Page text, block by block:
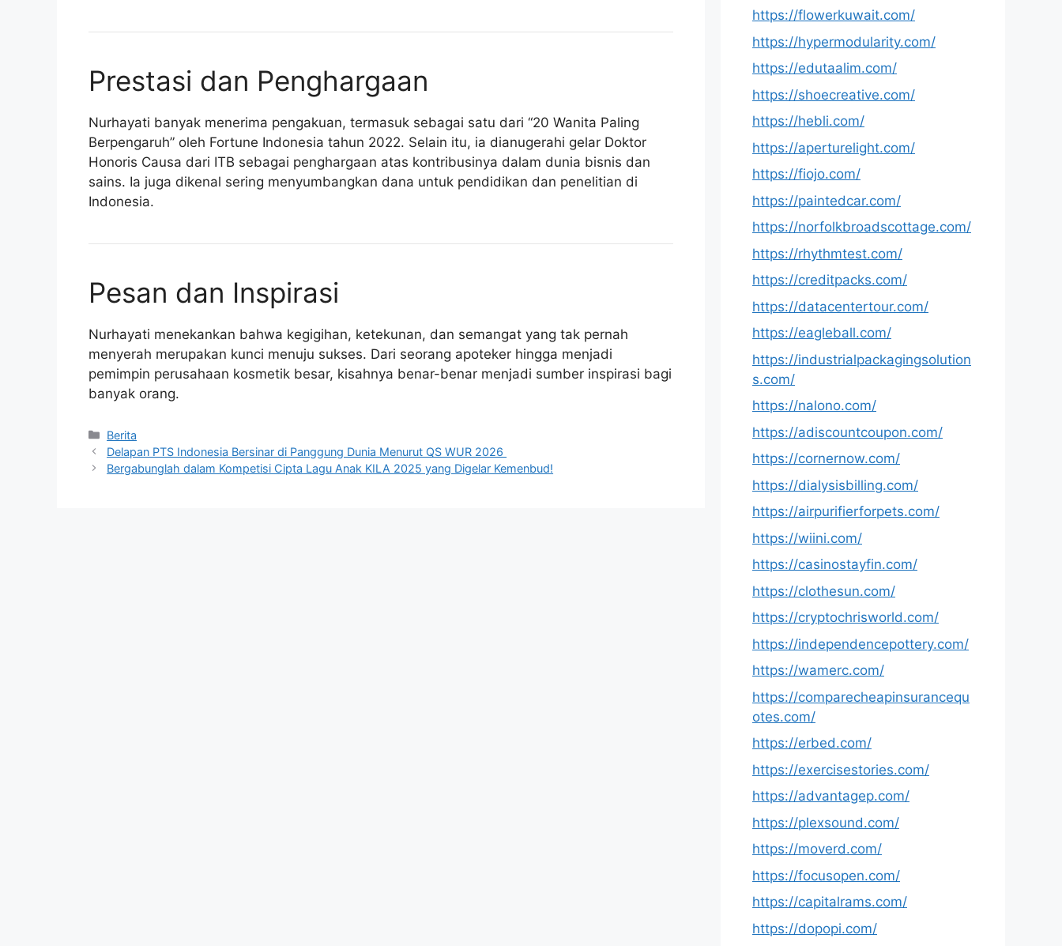
Prestasi dan Penghargaan
Nurhayati banyak menerima pengakuan, termasuk sebagai satu dari “20 Wanita Paling
Berpengaruh” oleh Fortune Indonesia tahun 2022. Selain itu, ia dianugerahi gelar Doktor
Honoris Causa dari ITB sebagai penghargaan atas kontribusinya dalam dunia bisnis dan
sains. Ia juga dikenal sering menyumbangkan dana untuk pendidikan dan penelitian di
Indonesia.
Pesan dan Inspirasi
Nurhayati menekankan bahwa kegigihan, ketekunan, dan semangat yang tak pernah
menyerah merupakan kunci menuju sukses. Dari seorang apoteker hingga menjadi
pemimpin perusahaan kosmetik besar, kisahnya benar-benar menjadi sumber inspirasi bagi
banyak orang.
Kategori
Berita
Delapan PTS Indonesia Bersinar di Panggung Dunia Menurut QS WUR 2026
Bergabunglah dalam Kompetisi Cipta Lagu Anak KILA 2025 yang Digelar Kemenbud!
https://flowerkuwait.com/
https://hypermodularity.com/
https://edutaalim.com/
https://shoecreative.com/
https://hebli.com/
https://aperturelight.com/
https://fiojo.com/
https://paintedcar.com/
https://norfolkbroadscottage.com/
https://rhythmtest.com/
https://creditpacks.com/
https://datacentertour.com/
https://eagleball.com/
https://industrialpackagingsolution
s.com/
https://nalono.com/
https://adiscountcoupon.com/
https://cornernow.com/
https://dialysisbilling.com/
https://airpurifierforpets.com/
https://wiini.com/
https://casinostayfin.com/
https://clothesun.com/
https://cryptochrisworld.com/
https://independencepottery.com/
https://wamerc.com/
https://comparecheapinsurancequ
otes.com/
https://erbed.com/
https://exercisestories.com/
https://advantagep.com/
https://plexsound.com/
https://moverd.com/
https://focusopen.com/
https://capitalrams.com/
https://dopopi.com/